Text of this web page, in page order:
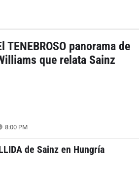
TENEBROSO panorama de
que relata Sainz
8:00 PM
de Sainz en Hungría